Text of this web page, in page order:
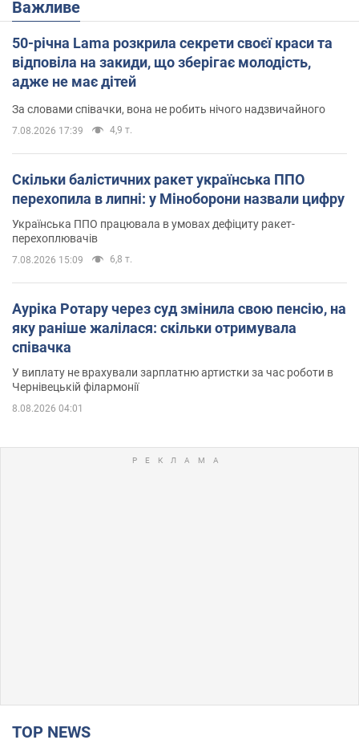
Важливе
50-річна Lama розкрила секрети своєї краси та
відповіла на закиди, що зберігає молодість,
адже не має дітей
За словами співачки, вона не робить нічого надзвичайного
7.08.2026 17:39 4,9 т.
Скільки балістичних ракет українська ППО
перехопила в липні: у Міноборони назвали цифру
Українська ППО працювала в умовах дефіциту ракет-
перехоплювачів
7.08.2026 15:09 6,8 т.
Ауріка Ротару через суд змінила свою пенсію, на
яку раніше жалілася: скільки отримувала
співачка
У виплату не врахували зарплатню артистки за час роботи в
Чернівецькій філармонії
8.08.2026 04:01
TOP NEWS